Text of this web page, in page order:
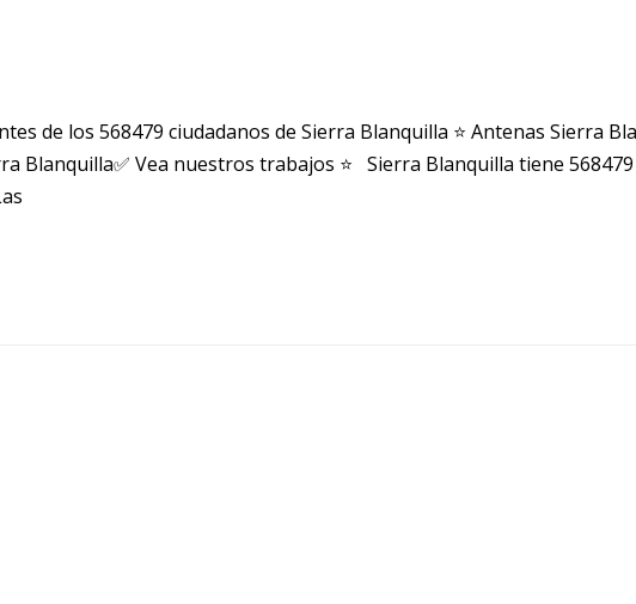
de los 568479 ciudadanos de Sierra Blanquilla ⭐ Antenas Sierra
Vea nuestros trabajos ⭐ Sierra Blanquilla tiene 568479